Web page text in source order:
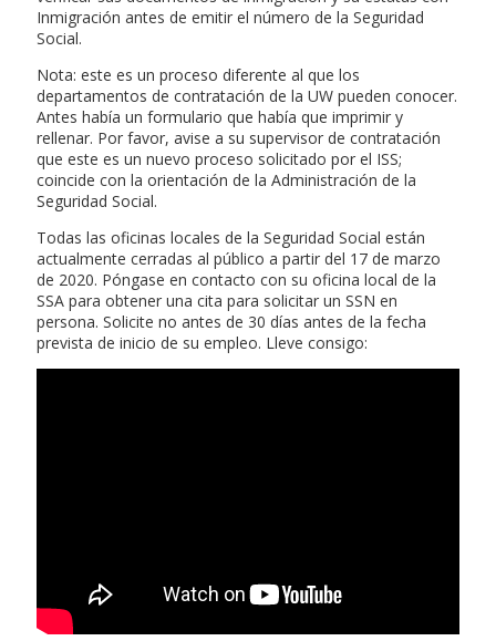
Inmigración antes de emitir el número de la Seguridad
Social.
Nota: este es un proceso diferente al que los
departamentos de contratación de la UW pueden conocer.
Antes había un formulario que había que imprimir y
rellenar. Por favor, avise a su supervisor de contratación
que este es un nuevo proceso solicitado por el ISS;
coincide con la orientación de la Administración de la
Seguridad Social.
Todas las oficinas locales de la Seguridad Social están
actualmente cerradas al público a partir del 17 de marzo
de 2020. Póngase en contacto con su oficina local de la
SSA para obtener una cita para solicitar un SSN en
persona. Solicite no antes de 30 días antes de la fecha
prevista de inicio de su empleo. Lleve consigo: